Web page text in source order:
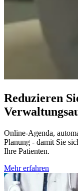
Reduzieren
Online-Agenda,
Planung - damit Sie
Ihre Patienten.
Mehr erfahren